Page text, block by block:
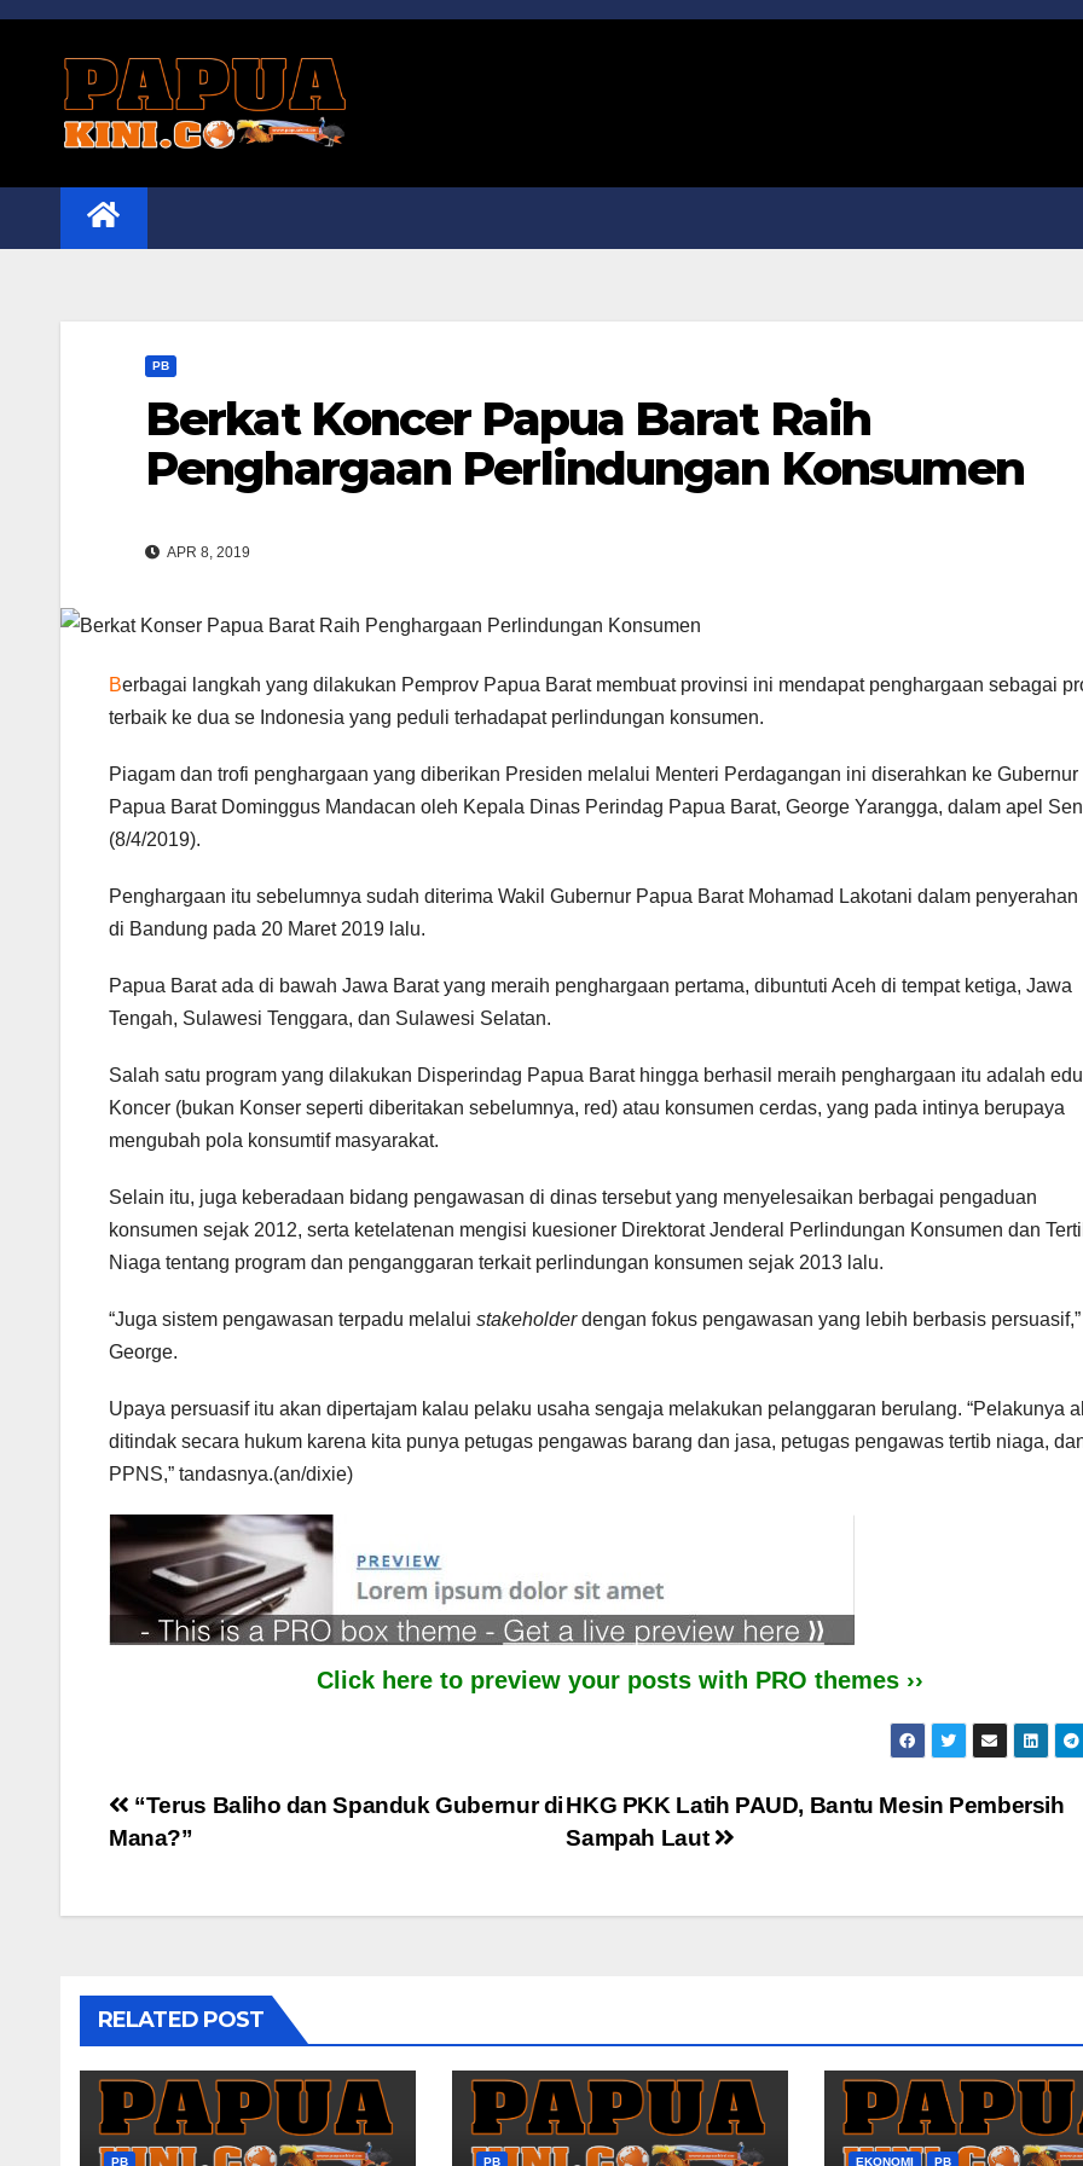
Skip
PB
Berkat Koncer Papua Barat Raih
Penghargaan Perlindungan Konsumen
APR 8, 2019
Berbagai langkah yang dilakukan Pemprov Papua Barat membuat provinsi ini mendapat penghargaan sebagai
terbaik ke dua se Indonesia yang peduli terhadapat perlindungan konsumen.
Piagam dan trofi penghargaan yang diberikan Presiden melalui Menteri Perdagangan ini diserahkan ke Gubernur
Papua Barat Dominggus Mandacan oleh Kepala Dinas Perindag Papua Barat, George Yarangga, dalam apel
(8/4/2019).
Penghargaan itu sebelumnya sudah diterima Wakil Gubernur Papua Barat Mohamad Lakotani dalam penyerahan
di Bandung pada 20 Maret 2019 lalu.
Papua Barat ada di bawah Jawa Barat yang meraih penghargaan pertama, dibuntuti Aceh di tempat ketiga, Jawa
Tengah, Sulawesi Tenggara, dan Sulawesi Selatan.
Salah satu program yang dilakukan Disperindag Papua Barat hingga berhasil meraih penghargaan itu adalah
Koncer (bukan Konser seperti diberitakan sebelumnya, red) atau konsumen cerdas, yang pada intinya berupaya
mengubah pola konsumtif masyarakat.
Selain itu, juga keberadaan bidang pengawasan di dinas tersebut yang menyelesaikan berbagai pengaduan
konsumen sejak 2012, serta ketelatenan mengisi kuesioner Direktorat Jenderal Perlindungan Konsumen dan
Niaga tentang program dan penganggaran terkait perlindungan konsumen sejak 2013 lalu.
“Juga sistem pengawasan terpadu melalui stakeholderdengan fokus pengawasan yang lebih berbasis
George.
Upaya persuasif itu akan dipertajam kalau pelaku usaha sengaja melakukan pelanggaran berulang. “Pelakunya
ditindak secara hukum karena kita punya petugas pengawas barang dan jasa, petugas pengawas tertib niaga,
PPNS,” tandasnya.(an/dixie)
Click here to preview your posts with PRO themes ››
Post
HKG PKK Latih PAUD, Bantu Mesin Pembersih
Sampah Laut
“Terus Baliho dan Spanduk Gubernur di
Mana?”
RELATED POST
PB PB EKONOMI PB